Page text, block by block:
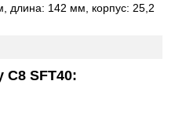
длина: 142 мм, корпус: 25,2
C8 SFT40: